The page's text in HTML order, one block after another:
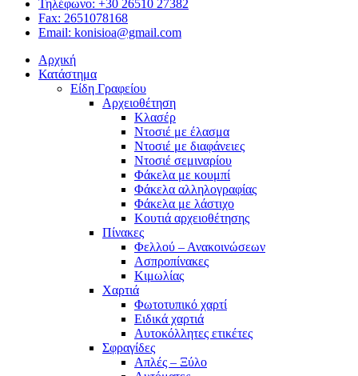
Τηλέφωνο: +30 26510 27382
Fax: 2651078168
Email: konisioa@gmail.com
Αρχική
Κατάστημα
Είδη Γραφείου
Αρχειοθέτηση
Κλασέρ
Ντοσιέ με έλασμα
Ντοσιέ με διαφάνειες
Ντοσιέ σεμιναρίου
Φάκελα με κουμπί
Φάκελα αλληλογραφίας
Φάκελα με λάστιχο
Κουτιά αρχειοθέτησης
Πίνακες
Φελλού – Ανακοινώσεων
Ασπροπίνακες
Κιμωλίας
Χαρτιά
Φωτοτυπικό χαρτί
Ειδικά χαρτιά
Αυτοκόλλητες ετικέτες
Σφραγίδες
Απλές – Ξύλο